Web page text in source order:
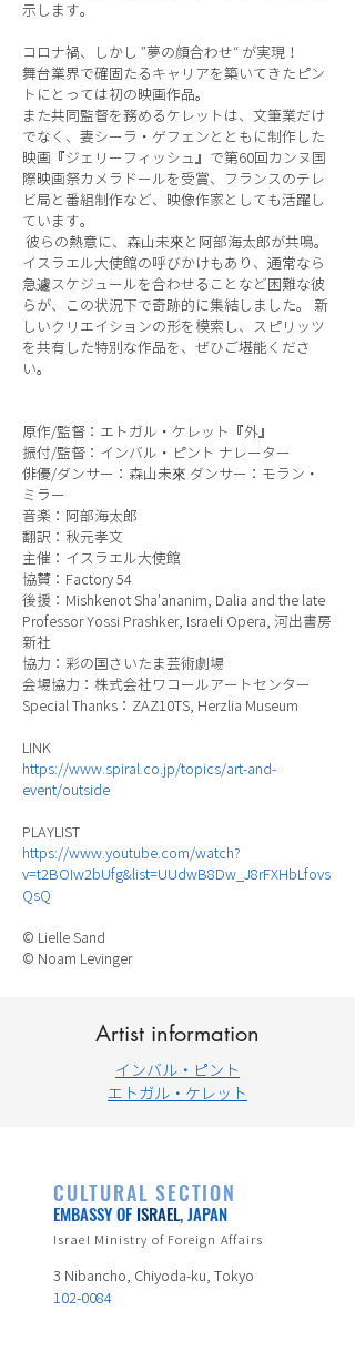
示します。
コロナ禍、しかし ”夢の顔合わせ“ が実現！
舞台業界で確固たるキャリアを築いてきたピン
トにとっては初の映画作品。
また共同監督を務めるケレットは、文筆業だけ
でなく、妻シーラ・ゲフェンとともに制作した
映画『ジェリーフィッシュ』で第60回カンヌ国
際映画祭カメラドールを受賞、フランスのテレ
ビ局と番組制作など、映像作家としても活躍し
ています。
彼らの熱意に、森山未來と阿部海太郎が共鳴。
イスラエル大使館の呼びかけもあり、通常なら
急遽スケジュールを合わせることなど困難な彼
らが、この状況下で奇跡的に集結しました。 新
しいクリエイションの形を模索し、スピリッツ
を共有した特別な作品を、ぜひご堪能くださ
い。
原作/監督：エトガル・ケレット『外』
振付/監督：インバル・ピント ナレーター
俳優/ダンサー：森山未來 ダンサー：モラン・
ミラー
音楽：阿部海太郎
翻訳：秋元孝文
主催：イスラエル大使館
協賛：Factory 54
後援：Mishkenot Sha'ananim, Dalia and the late
Professor Yossi Prashker, Israeli Opera, 河出書房
新社
協力：彩の国さいたま芸術劇場
会場協力：株式会社ワコールアートセンター
Special Thanks：ZAZ10TS, Herzlia Museum
LINK
https://www.spiral.co.jp/topics/art-and-
event/outside
PLAYLIST
https://www.youtube.com/watch?
v=t2BOIw2bUfg&list=UUdwB8Dw_J8rFXHbLfovs
QsQ
© Lielle Sand
© Noam Levinger
Artist information
インバル・ピント
エトガル・ケレット
CULTURAL SECTION
EMBASSY OF ISRAEL, JAPAN
Israel Ministry of Foreign Affairs
3 Nibancho, Chiyoda-ku, Tokyo
102-0084